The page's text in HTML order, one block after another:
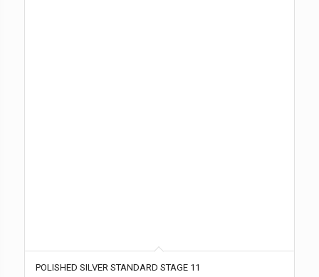
POLISHED SILVER STANDARD STAGE 11